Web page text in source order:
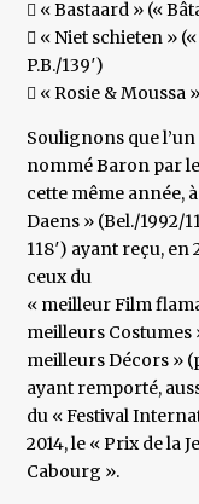
 « Bastaard » («
 « Niet schieten »
P.B./139′)
 « Rosie & Moussa
Soulignons que
nommé Baron par
cette même année,
Daens » (Bel./1992/
118′) ayant reçu,
ceux du
« meilleur Film
meilleurs
meilleurs Décors »
ayant remporté,
du « Festival
2014, le « Prix de la
Cabourg ».